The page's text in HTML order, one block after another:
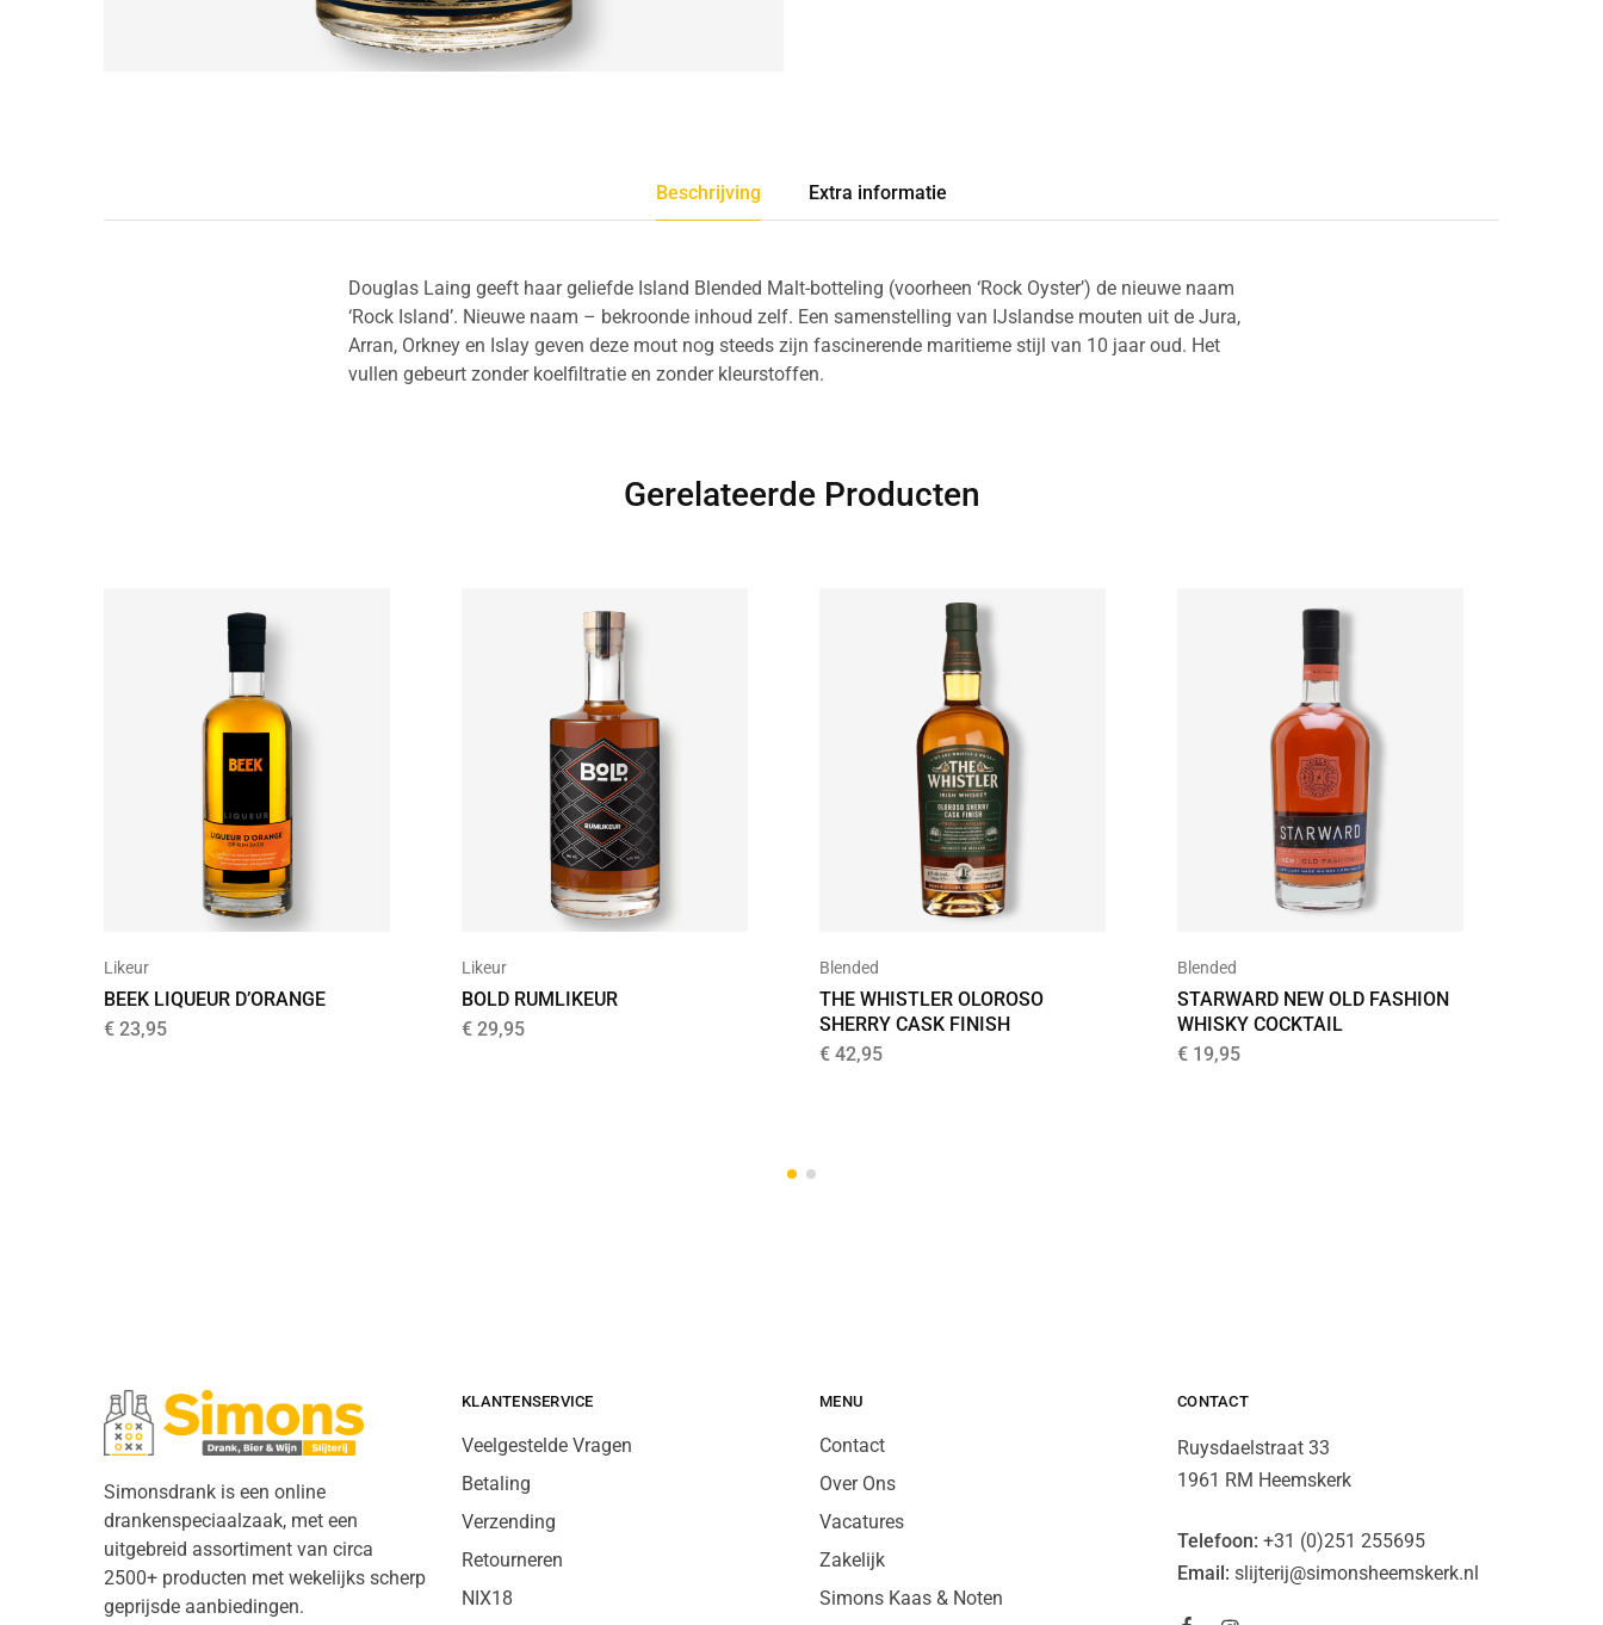
Beschrijving Extra informatie
Douglas Laing geeft haar geliefde Island Blended Malt-botteling (voorheen ‘Rock Oyster’) de nieuwe naam
‘Rock Island’. Nieuwe naam – bekroonde inhoud zelf. Een samenstelling van IJslandse mouten uit de Jura,
Arran, Orkney en Islay geven deze mout nog steeds zijn fascinerende maritieme stijl van 10 jaar oud. Het
vullen gebeurt zonder koelfiltratie en zonder kleurstoffen.
Gerelateerde Producten
Likeur
BEEK LIQUEUR D’ORANGE
€ 23,95
Likeur
BOLD RUMLIKEUR
€ 29,95
Blended
THE WHISTLER OLOROSO
SHERRY CASK FINISH
€ 42,95
Blended
STARWARD NEW OLD FASHION
WHISKY COCKTAIL
€ 19,95
Simonsdrank is een online
drankenspeciaalzaak, met een
uitgebreid assortiment van circa
2500+ producten met wekelijks scherp
geprijsde aanbiedingen.
KLANTENSERVICE
Veelgestelde Vragen
Betaling
Verzending
Retourneren
NIX18
MENU
Contact
Over Ons
Vacatures
Zakelijk
Simons Kaas & Noten
CONTACT
Ruysdaelstraat 33
1961 RM Heemskerk
Telefoon: +31 (0)251 255695
Email: slijterij@simonsheemskerk.nl